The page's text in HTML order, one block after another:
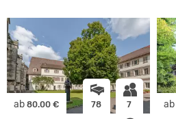
ab 80.00 € 78 7 ab